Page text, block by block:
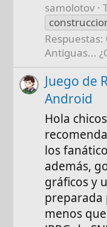
samolotov
Respuestas:
Antiguas...
Juego de
Android
Hola
los
además,
gráficos y
preparada
menos